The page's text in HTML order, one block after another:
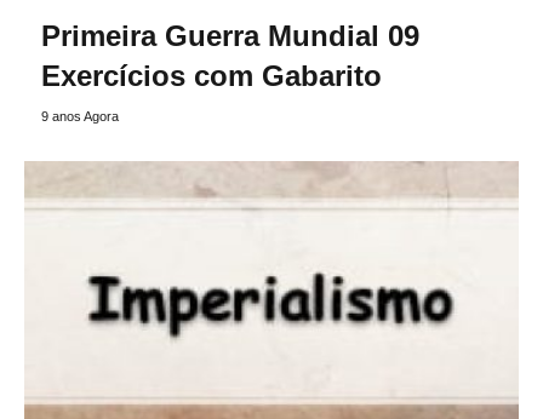
Primeira Guerra Mundial 09
Exercícios com Gabarito
9 anos Agora